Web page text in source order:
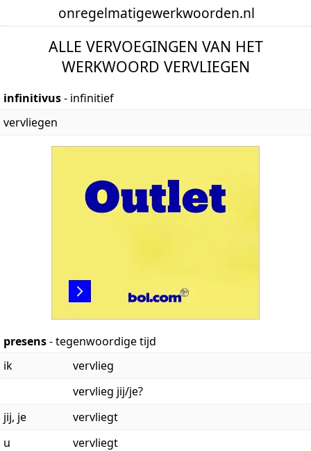
onregelmatigewerkwoorden.nl
ALLE VERVOEGINGEN VAN HET
WERKWOORD VERVLIEGEN
infinitivus- infinitief
vervliegen
presens- tegenwoordige tijd
ik
vervlieg
vervlieg jij/je?
jij, je
vervliegt
u
vervliegt